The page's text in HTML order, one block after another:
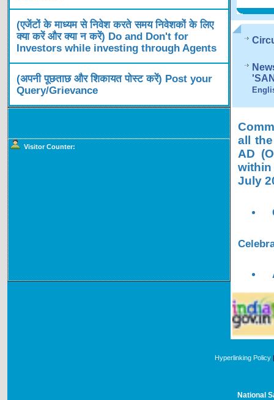
(एजेंटों के माध्यम से निवेश करते समय निवेशकों के लिए
क्या करें और क्या न करें) Do and Don't for
Investors while investing through Agents
(अपनी पूछताछ और शिकायत पोस्ट करें) Post your
Query/Grievance
Visitor Counter:
all
AD
July
Hyperlinking Policy
National